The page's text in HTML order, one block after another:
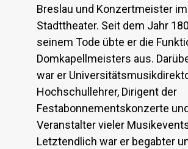
Breslau und Konzertmeister im
Stadttheater. Seit dem Jahr
seinem Tode übte er die
Domkapellmeisters aus.
war er
Hochschullehrer, Dirigent der
Festabonnementskonzerte und
Veranstalter vieler
Letztendlich war er begabter